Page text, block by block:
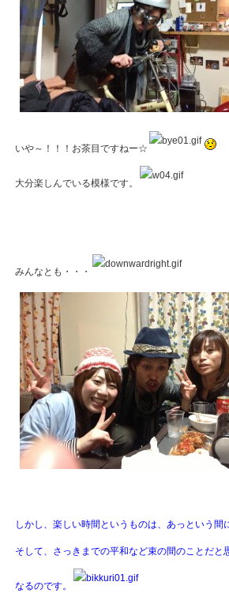
いや～！！！お茶目ですねー☆
大分楽しんでいる模様です。
みんなとも・・・
しかし、楽しい時間というものは、あっという間
そして、さっきまでの平和など束の間のことだと
なるのです。